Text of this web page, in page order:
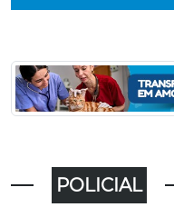
POLICIAL